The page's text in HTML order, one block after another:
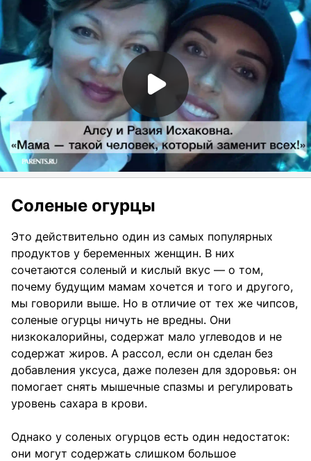
Соленые огурцы
Это действительно один из самых популярных
продуктов у беременных женщин. В них
сочетаются соленый и кислый вкус — о том,
почему будущим мамам хочется и того и другого,
мы говорили выше. Но в отличие от тех же чипсов,
соленые огурцы ничуть не вредны. Они
низкокалорийны, содержат мало углеводов и не
содержат жиров. А рассол, если он сделан без
добавления уксуса, даже полезен для здоровья: он
помогает снять мышечные спазмы и регулировать
уровень сахара в крови.
Однако у соленых огурцов есть один недостаток:
они могут содержать слишком большое